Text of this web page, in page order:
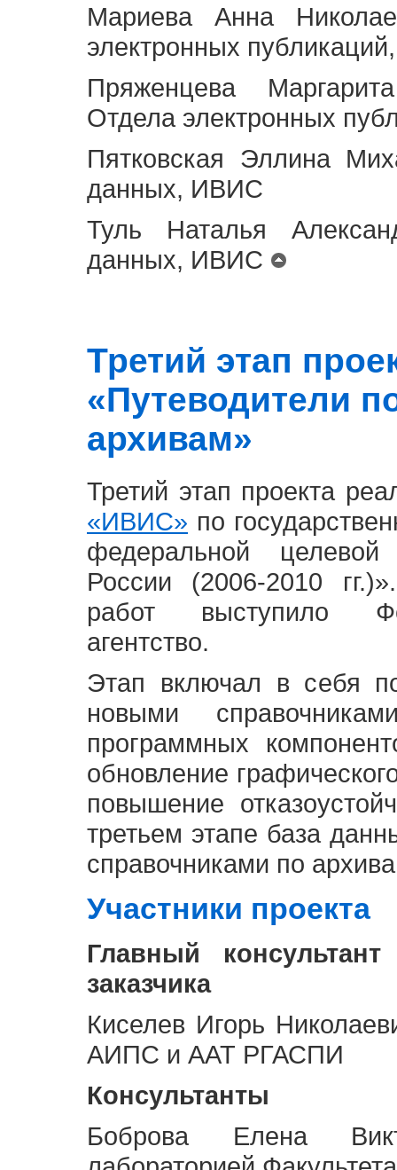
Мариева Анна
электронных
Пряженцева
Отдела электронных
Пятковская Эллина
данных, ИВИС
Туль Наталья
данных, ИВИС
Третий этап
«Путеводители
архивам»
Третий этап проекта
«ИВИС» по
федеральной
России (2006-2010
работ выступило
агентство.
Этап включал в себя
новыми
программных
обновление
повышение
третьем этапе база
справочниками по
Участники проекта
Главный
заказчика
Киселев Игорь
АИПС и ААТ РГАСПИ
Консультанты
Боброва Елена